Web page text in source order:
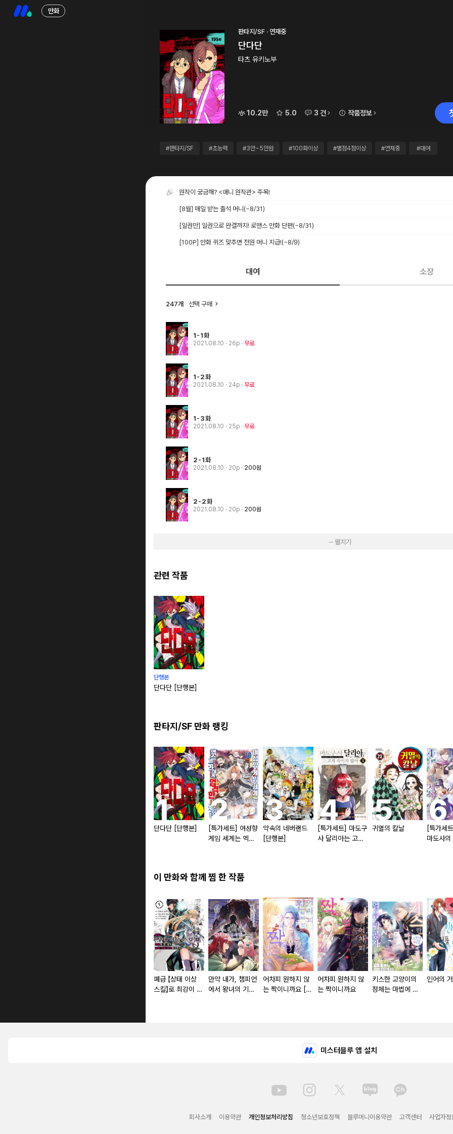
만화
판타지/SF · 연재중
단다단
타츠 유키노부
10.2만 5.0 3 건 작품정보
#판타지/SF #초능력 #3만~5만원 #100화이상 #별점4점이상 #연재중 #대여
원작이 궁금해? <애니 원작관> 주목!
[8월] 매일 받는 출석 머니 (~8/31)
[일권만] 일권으로 완결까지! 로맨스 만화 단편(~8/31)
[100P] 만화 퀴즈 맞추면 전원 머니 지급!(~8/9)
대여 소장
247개 선택 구매
1-1화
2021.08.10 · 26p 무료
1-2화
2021.08.10 · 24p 무료
1-3화
2021.08.10 · 25p 무료
2-1화
2021.08.10 · 20p 200원
2-2화
2021.08.10 · 20p 200원
··· 펼치기
관련 작품
단행본
단다단 [단행본]
판타지/SF 만화 랭킹
단다단 [단행본]
[특가세트] 여성향
게임 세계는 엑스
약속의 네버랜드
[단행본]
[특가세트] 마도구
사 달리아는 고개
귀멸의 칼날
[특가세
마도사의
이 만화와 함께 찜 한 작품
폐급 【상태 이상
스킬】로 최강이 된
만약 내가, 챔피언
에서 왕녀의 기둥
어차피 원하지 않
는 짝이니까요 [단
어차피 원하지 않
는 짝이니까요
키스한 고양이의
정체는 마법에 걸
인어의
미스터블루 앱 설치
회사소개 이용약관 개인정보처리방침 청소년보호정책 블루머니이용약관 고객센터 사업자정